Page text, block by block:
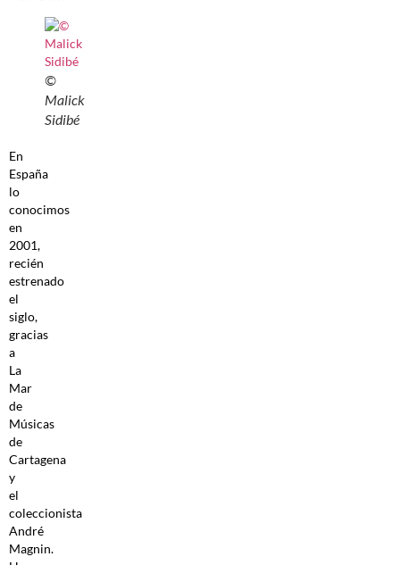
©
Malick
Sidibé
En
España
lo
conocimos
en
2001,
recién
estrenado
el
siglo,
gracias
a
La
Mar
de
Músicas
de
Cartagena
y
el
coleccionista
André
Magnin.